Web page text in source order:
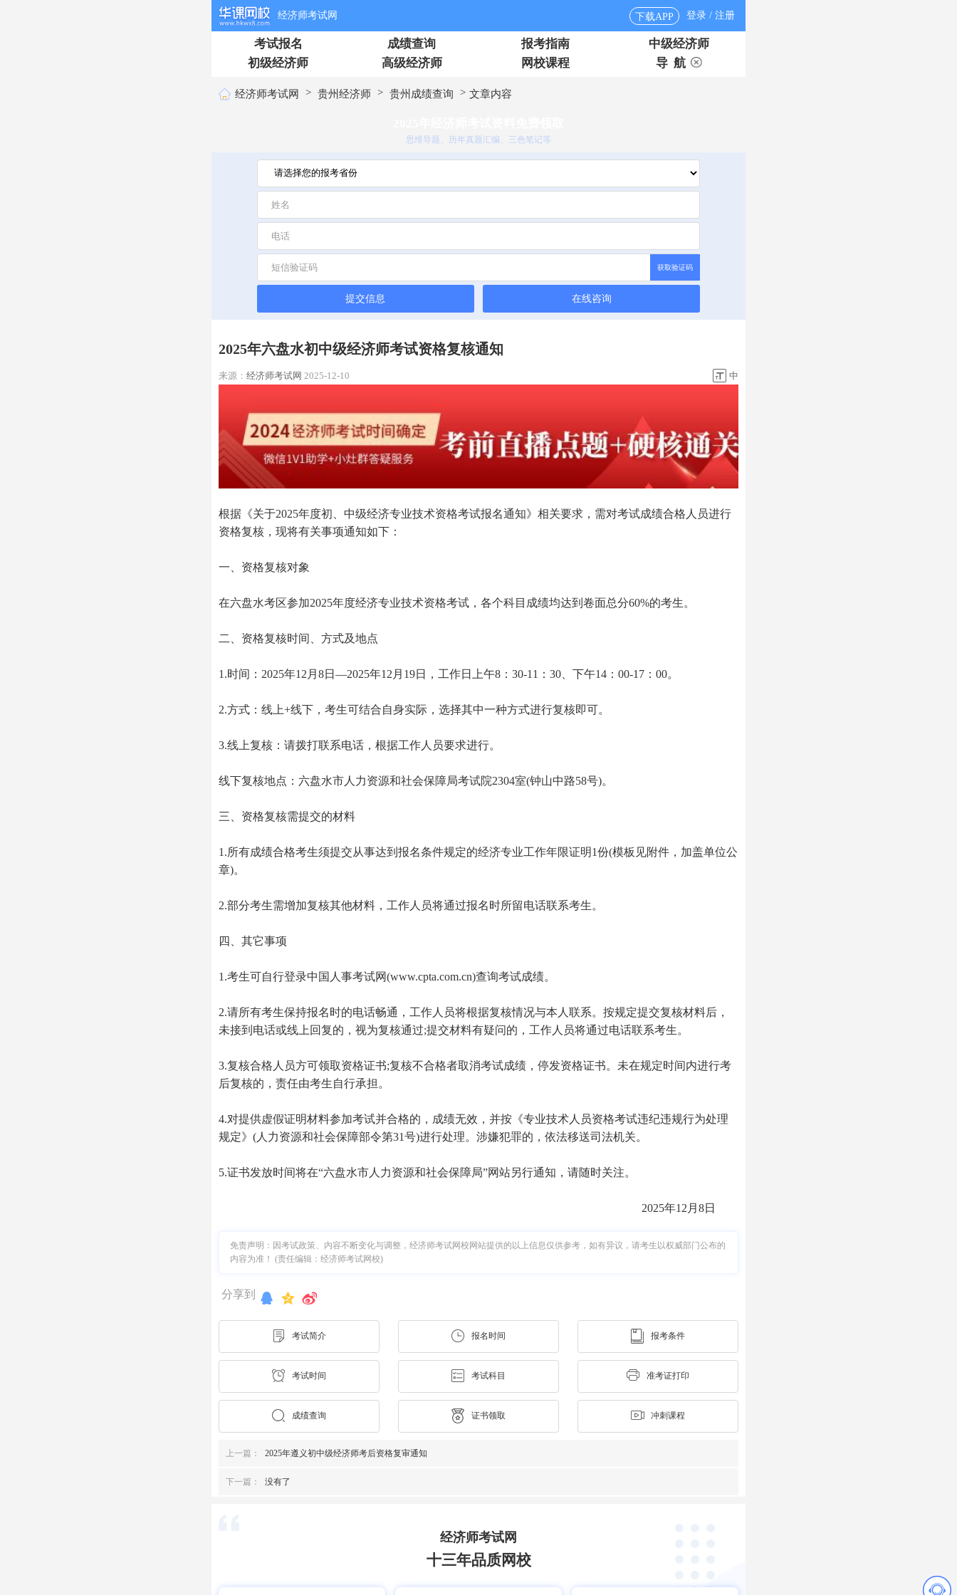
经济师考试网 下载APP 登录 / 注册
考试报名 成绩查询 报考指南
中级经济师
初级经济师
高级经济师 网校课程 导 航
经济师考试网 > 贵州经济师 > 贵州成绩查询 > 文章内容
思维导题、历年真题汇编、三色笔记等
获取验证码
提交信息 在线咨询
2025年六盘水初中级经济师考试资格复核通知
来源： 经济师考试网 2025-12-10 中
根据《关于2025年度初、中级经济专业技术资格考试报名通知》相关要求，需对考试成绩合格人员进行
资格复核，现将有关事项通知如下：
一、资格复核对象
在六盘水考区参加2025年度经济专业技术资格考试，各个科目成绩均达到卷面总分60%的考生。
二、资格复核时间、方式及地点
1.时间：2025年12月8日—2025年12月19日，工作日上午8：30-11：30、下午14：00-17：00。
2.方式：线上+线下，考生可结合自身实际，选择其中一种方式进行复核即可。
3.线上复核：请拨打联系电话，根据工作人员要求进行。
线下复核地点：六盘水市人力资源和社会保障局考试院2304室(钟山中路58号)。
三、资格复核需提交的材料
1.所有成绩合格考生须提交从事达到报名条件规定的经济专业工作年限证明1份(模板见附件，加盖单位公
章)。
2.部分考生需增加复核其他材料，工作人员将通过报名时所留电话联系考生。
四、其它事项
1.考生可自行登录中国人事考试网(www.cpta.com.cn)查询考试成绩。
2.请所有考生保持报名时的电话畅通，工作人员将根据复核情况与本人联系。按规定提交复核材料后，
未接到电话或线上回复的，视为复核通过;提交材料有疑问的，工作人员将通过电话联系考生。
3.复核合格人员方可领取资格证书;复核不合格者取消考试成绩，停发资格证书。未在规定时间内进行考
后复核的，责任由考生自行承担。
4.对提供虚假证明材料参加考试并合格的，成绩无效，并按《专业技术人员资格考试违纪违规行为处理
规定》(人力资源和社会保障部令第31号)进行处理。涉嫌犯罪的，依法移送司法机关。
5.证书发放时间将在“六盘水市人力资源和社会保障局”网站另行通知，请随时关注。
2025年12月8日
免责声明：因考试政策、内容不断变化与调整，经济师考试网校网站提供的以上信息仅供参考，如有异议，请考生以权威部门公布的
内容为准！ (责任编辑：经济师考试网校)
分享到
考试简介 报名时间 报考条件
考试时间 考试科目 准考证打印
成绩查询 证书领取 冲刺课程
上一篇： 2025年遵义初中级经济师考后资格复审通知
下一篇： 没有了
经济师考试网
十三年品质网校